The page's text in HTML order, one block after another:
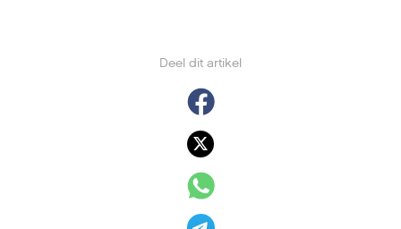
Deel dit artikel